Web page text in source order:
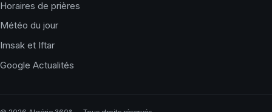
Horaires de prières
Météo du jour
Imsak et Iftar
Google Actualités